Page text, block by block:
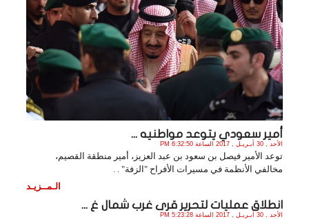
أمير سعودي يتوعد مواطنيه ...
الأحد , 30 أبـريـل , 2017 الساعة 6:32:50 PM
توعد الأمير فيصل بن سعود بن عبد العزيز، أمير منطقة القصيم،
مخالفي الأنظمة في مسيرات الأفراح "الزفة" . .
الـمــزيـد
انطلاق عمليات لتحرير قرى غرب شمال غ ...
الأحد , 30 أبـريـل , 2017 الساعة 5:23:28 PM